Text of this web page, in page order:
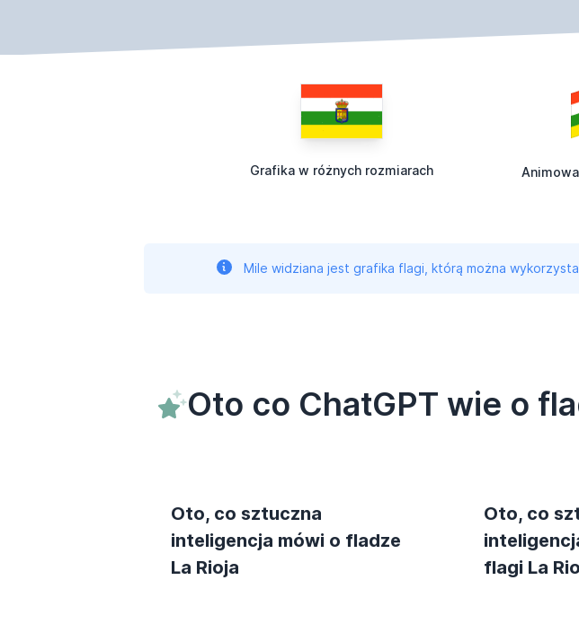
Grafika w różnych rozmiarach
Mile widziana jest grafika flagi, którą można
Oto co ChatGPT wie o
Oto, co sztuczna
inteligencja mówi o fladze
La Rioja
Oto, co
flagi La